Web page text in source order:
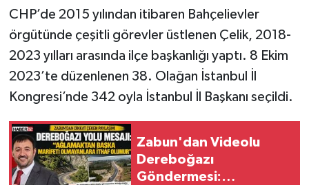
CHP’de 2015 yılından itibaren Bahçelievler
örgütünde çeşitli görevler üstlenen Çelik, 2018-
2023 yılları arasında ilçe başkanlığı yaptı. 8 Ekim
2023’te düzenlenen 38. Olağan İstanbul İl
Kongresi’nde 342 oyla İstanbul İl Başkanı seçildi.
Zabun'dan Videolu
Dereboğazı
Göndermesi: